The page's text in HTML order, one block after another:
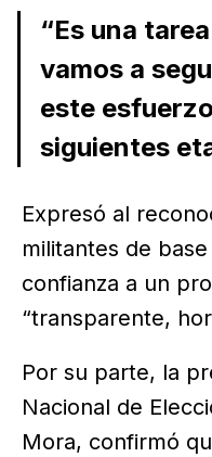
“Es una
vamos a
este
siguientes
Expresó al
militantes de
confianza a un
“transparente,
Por su parte, la
Nacional de
Mora, confirmó